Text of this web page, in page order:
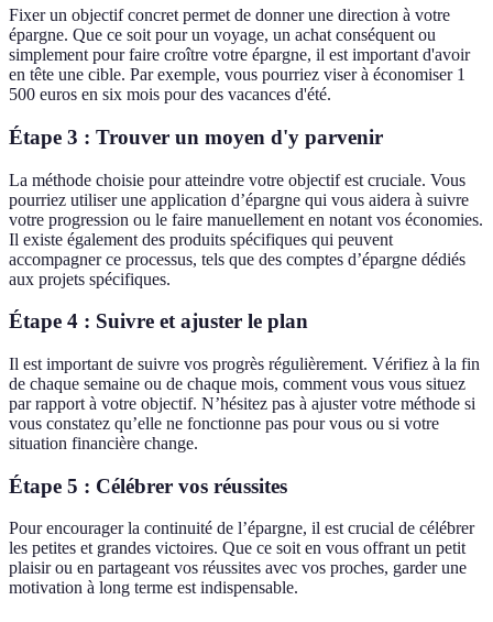
Fixer un objectif concret permet de donner une direction à votre
épargne. Que ce soit pour un voyage, un achat conséquent ou
simplement pour faire croître votre épargne, il est important d'avoir
en tête une cible. Par exemple, vous pourriez viser à économiser 1
500 euros en six mois pour des vacances d'été.
Étape 3 : Trouver un moyen d'y parvenir
La méthode choisie pour atteindre votre objectif est cruciale. Vous
pourriez utiliser une application d’épargne qui vous aidera à suivre
votre progression ou le faire manuellement en notant vos économies.
Il existe également des produits spécifiques qui peuvent
accompagner ce processus, tels que des comptes d’épargne dédiés
aux projets spécifiques.
Étape 4 : Suivre et ajuster le plan
Il est important de suivre vos progrès régulièrement. Vérifiez à la fin
de chaque semaine ou de chaque mois, comment vous vous situez
par rapport à votre objectif. N’hésitez pas à ajuster votre méthode si
vous constatez qu’elle ne fonctionne pas pour vous ou si votre
situation financière change.
Étape 5 : Célébrer vos réussites
Pour encourager la continuité de l’épargne, il est crucial de célébrer
les petites et grandes victoires. Que ce soit en vous offrant un petit
plaisir ou en partageant vos réussites avec vos proches, garder une
motivation à long terme est indispensable.